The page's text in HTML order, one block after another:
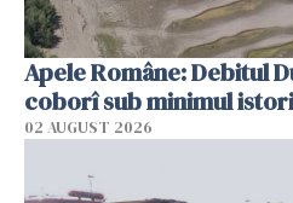
Apele Române: Debitul
coborî sub minimul
02 AUGUST 2026